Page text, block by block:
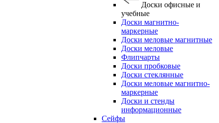
Доски офисные и
учебные
Доски магнитно-
маркерные
Доски меловые магнитные
Доски меловые
Флипчарты
Доски пробковые
Доски стеклянные
Доски меловые магнитно-
маркерные
Доски и стенды
информационные
Сейфы